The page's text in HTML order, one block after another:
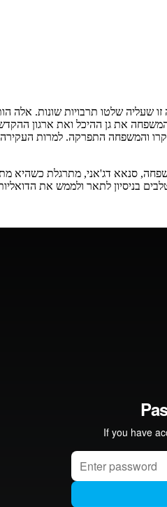
זו שעליה שלטו תרבויות שונות. אלה
את גן ההיכל ואת ארגון
והמשפחה התפרקה. למרות
סנאא דג'אני, מתרגלת כשהיא
בניסיון לתאר ולממש את